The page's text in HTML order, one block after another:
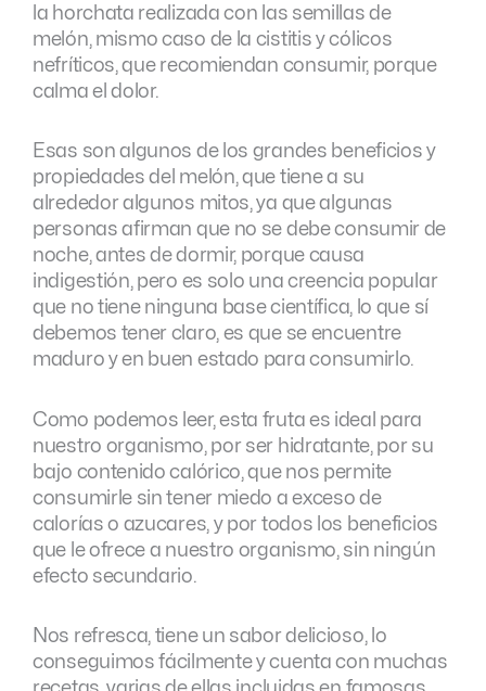
la horchata realizada con las semillas de
melón, mismo caso de la cistitis y cólicos
nefríticos, que recomiendan consumir, porque
calma el dolor.
Esas son algunos de los grandes beneficios y
propiedades del melón, que tiene a su
alrededor algunos mitos, ya que algunas
personas afirman que no se debe consumir de
noche, antes de dormir, porque causa
indigestión, pero es solo una creencia popular
que no tiene ninguna base científica, lo que sí
debemos tener claro, es que se encuentre
maduro y en buen estado para consumirlo.
Como podemos leer, esta fruta es ideal para
nuestro organismo, por ser hidratante, por su
bajo contenido calórico, que nos permite
consumirle sin tener miedo a exceso de
calorías o azucares, y por todos los beneficios
que le ofrece a nuestro organismo, sin ningún
efecto secundario.
Nos refresca, tiene un sabor delicioso, lo
conseguimos fácilmente y cuenta con muchas